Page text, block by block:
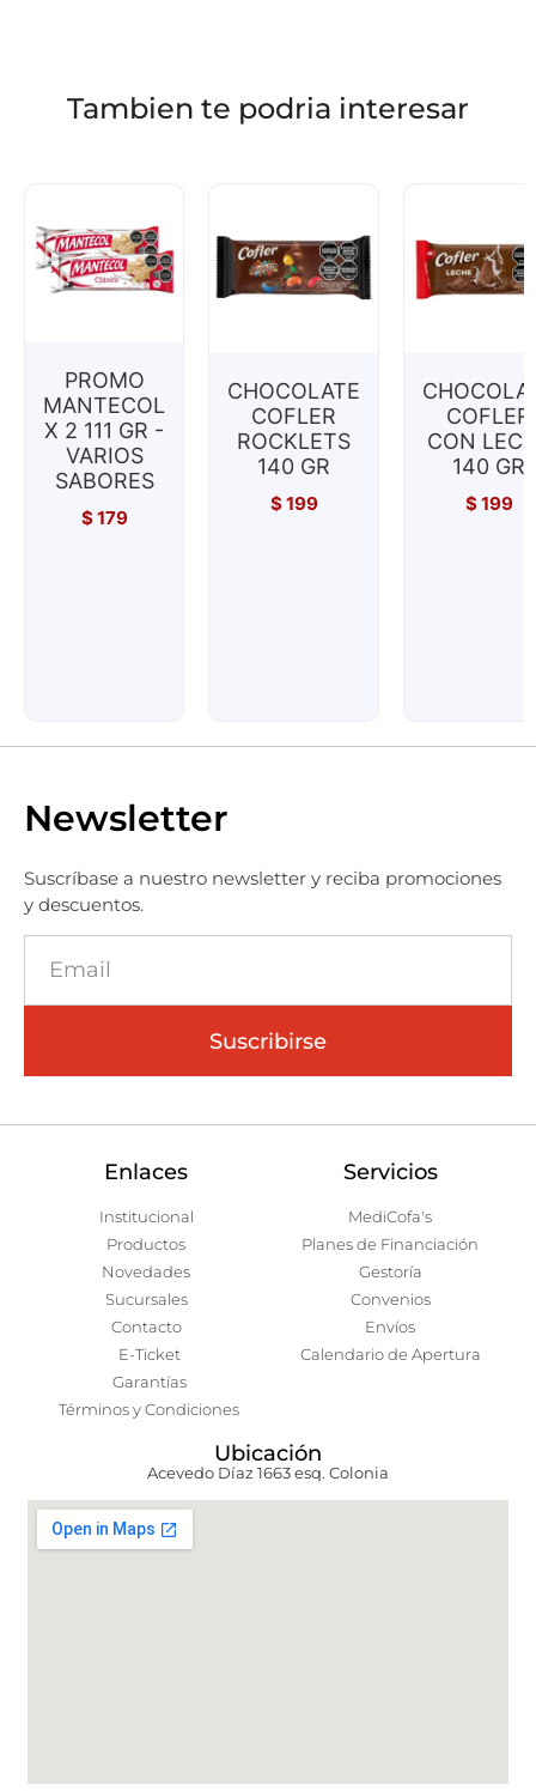
Tambien te podria interesar
PROMO
MANTECOL
X 2 111 GR -
VARIOS
SABORES
$179
CHOCOLATE
COFLER
ROCKLETS
140 GR
$199
COFLER
CON
140 GR
$199
Newsletter
Suscríbase a nuestro newsletter y reciba promociones
y descuentos.
Suscribirse
Enlaces
Institucional
Productos
Novedades
Sucursales
Contacto
E-Ticket
Garantías
Términos y Condiciones
Servicios
MediCofa's
Planes de Financiación
Gestoría
Convenios
Envíos
Calendario de Apertura
Ubicación
Acevedo Díaz 1663 esq. Colonia